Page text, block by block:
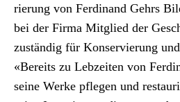
rierung von Fer­di­nand Gehrs
bei der Fir­ma Mit­glied der
zuständig für Kon­servierung
«Bere­its zu Lebzeit­en von
seine Werke pfle­gen und